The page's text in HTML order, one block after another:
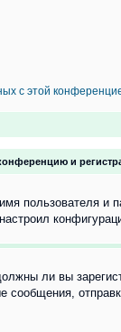
с этой
и
пользователя
ли вы